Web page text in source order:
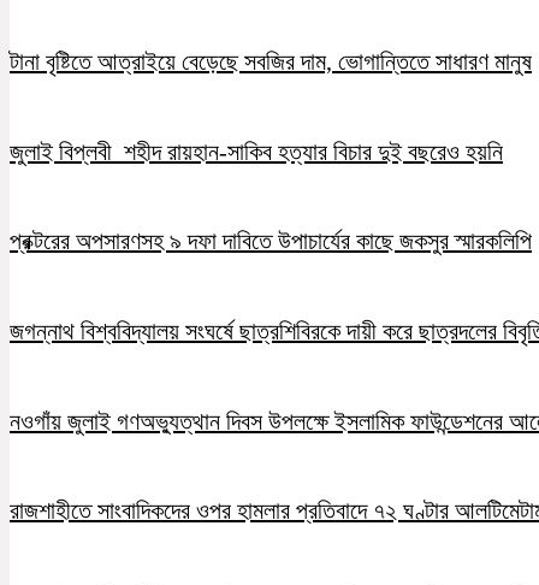
টানা বৃষ্টিতে আত্রাইয়ে বেড়েছে সবজির দাম, ভোগান্তিতে সাধারণ মানুষ
জুলাই বিপ্লবী শহীদ রায়হান-সাকিব হত্যার বিচার দুই বছরেও হয়নি
প্রক্টরের অপসারণসহ ৯ দফা দাবিতে উপাচার্যের কাছে জকসুর স্মারকলিপি
জগন্নাথ বিশ্ববিদ্যালয় সংঘর্ষে ছাত্রশিবিরকে দায়ী করে ছাত্রদলের
নওগাঁয় জুলাই গণঅভ্যুত্থান দিবস উপলক্ষে ইসলামিক ফাউন্ডেশনের
রাজশাহীতে সাংবাদিকদের ওপর হামলার প্রতিবাদে ৭২ ঘণ্টার